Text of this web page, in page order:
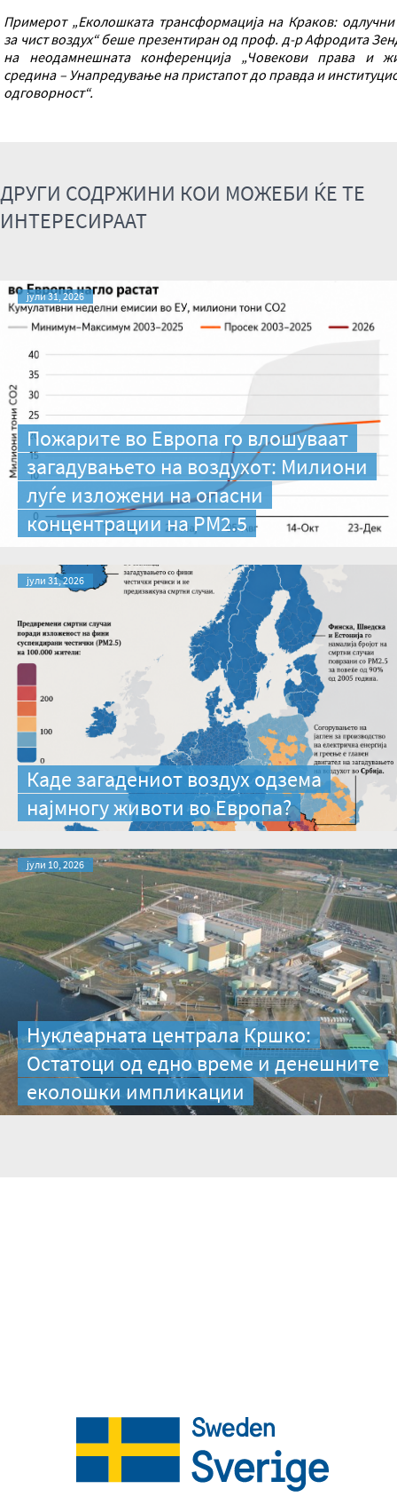
Примерот „Еколошката трансформација на Краков:
за чист воздух“ беше презентиран од проф. д-р Афродита
на неодамнешната конференција „Човекови права и
средина – Унапредување на пристапот до правда и
одговорност“.
ДРУГИ СОДРЖИНИ КОИ МОЖЕБИ ЌЕ ТЕ
ИНТЕРЕСИРААТ
јули 31, 2026
Пожарите во Европа го влошуваат
загадувањето на воздухот: Милиони
луѓе изложени на опасни
концентрации на PM2.5
јули 31, 2026
Каде загадениот воздух одзема
најмногу животи во Европа?
јули 10, 2026
Нуклеарната централа Кршко:
Остатоци од едно време и денешните
еколошки импликации